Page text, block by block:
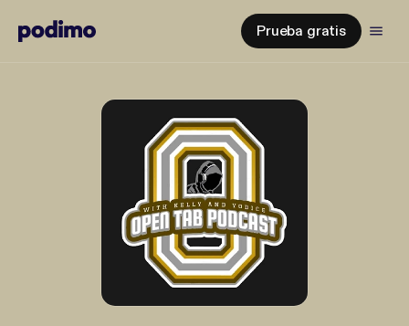
Prueba gratis